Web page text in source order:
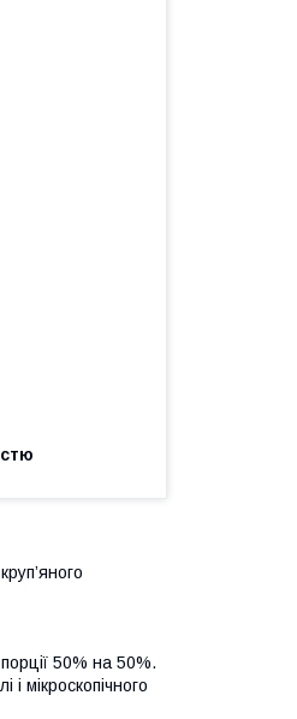
50% на 50%.
мікроскопічного